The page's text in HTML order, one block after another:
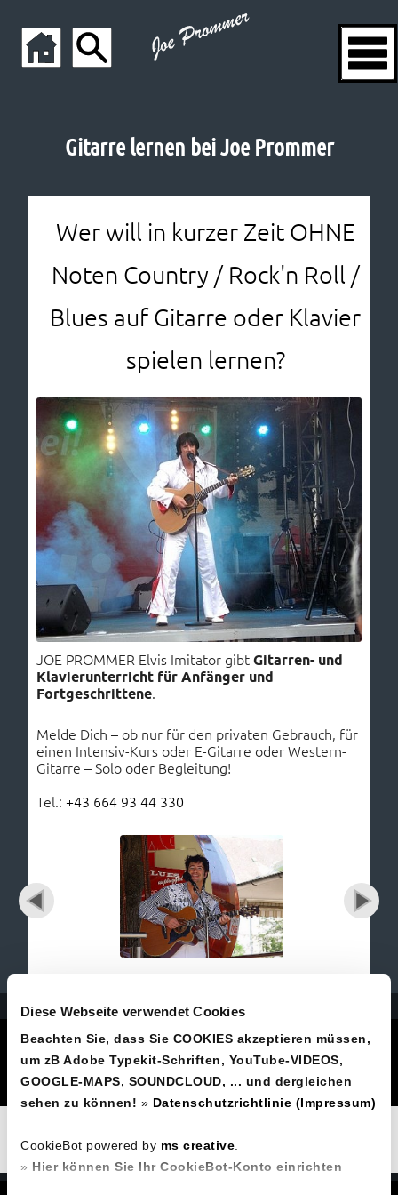
Diese Webseite verwendet Cookies
Beachten Sie, dass Sie COOKIES akzeptieren müssen,
um zB Adobe Typekit-Schriften, YouTube-VIDEOS,
GOOGLE-MAPS, SOUNDCLOUD, ... und dergleichen
sehen zu können! » Datenschutzrichtlinie (Impressum)
CookieBot powered by ms creative.
» Hier können Sie Ihr CookieBot-Konto einrichten
Gitarre lernen bei Joe Prommer
Wer will in kurzer Zeit OHNE
Noten Country / Rock'n Roll /
Blues auf Gitarre oder Klavier
spielen lernen?
JOE PROMMER Elvis Imitator gibt Gitarren- und
Klavierunterricht für Anfänger und
Fortgeschrittene.
Melde Dich – ob nur für den privaten Gebrauch, für
einen Intensiv-Kurs oder E-Gitarre oder Western-
Gitarre – Solo oder Begleitung!
Tel.: +43 664 93 44 330
Joe Prommer
Hubertusstraße 15, A-4201 Gramastetten
Tel.Nr.+43 664 93 44 330
Imitatoren Österreichs - unplugged: Rock`n Roll,
Country, Blues, ... Malerei, Gitarrenunterricht,...